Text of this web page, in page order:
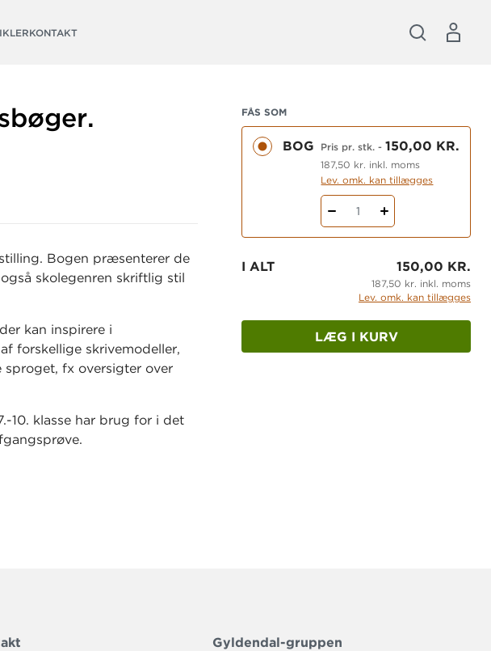
KONTAKT
Bogen præsenterer de
skolegenren skriftlig stil
kan inspirere i
forskellige skrivemodeller,
sproget, fx oversigter over
10. klasse har brug for i det
FÅS SOM
BOG Pris pr. stk. -150,00 KR.
187,50 kr. inkl. moms
Lev. omk. kan tillægges
1
I ALT 150,00 KR.
187,50 kr. inkl. moms
Lev. omk. kan tillægges
LÆG I KURV
Gyldendal-gruppen